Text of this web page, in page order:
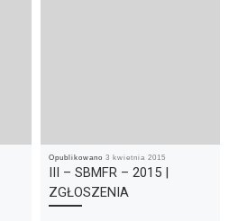
Opublikowano 3 kwietnia 2015
III – SBMFR – 2015 |
ZGŁOSZENIA